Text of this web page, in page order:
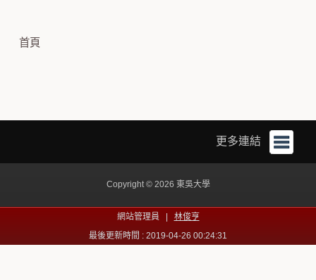
首頁
更多連結
Copyright © 2026 東吳大學
網站管理員 | 林俊亨
最後更新時間 : 2019-04-26 00:24:31